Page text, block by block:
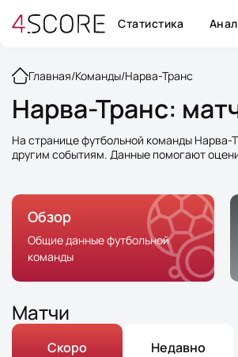
Статистика
Главная/Команды/Нарва-Транс
Нарва-Транс:
На странице футбольной команды
другим событиям. Данные помогают
Обзор
Общие данные футбольной
команды
Матчи
Скоро Недавно